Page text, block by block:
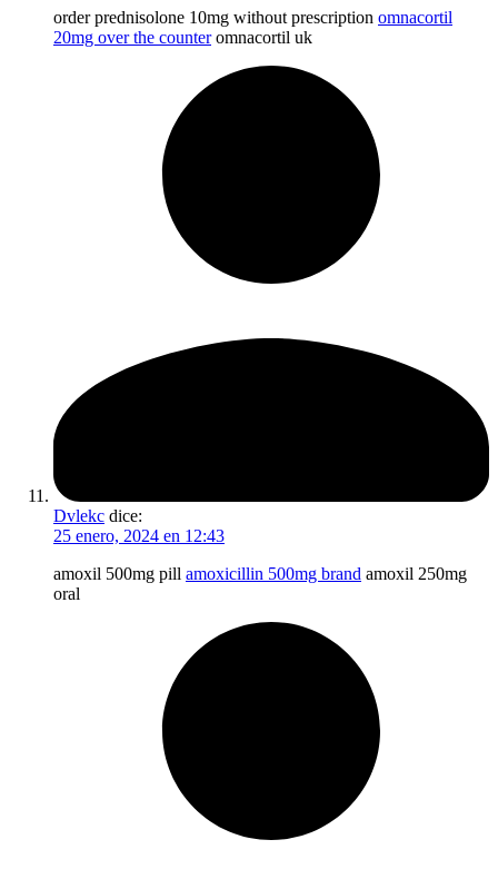
order prednisolone 10mg without prescription omnacortil
20mg over the counteromnacortil uk
Dvlekc dice:
25 enero, 2024 en 12:43
amoxil 500mg pill amoxicillin 500mg brand amoxil 250mg
oral